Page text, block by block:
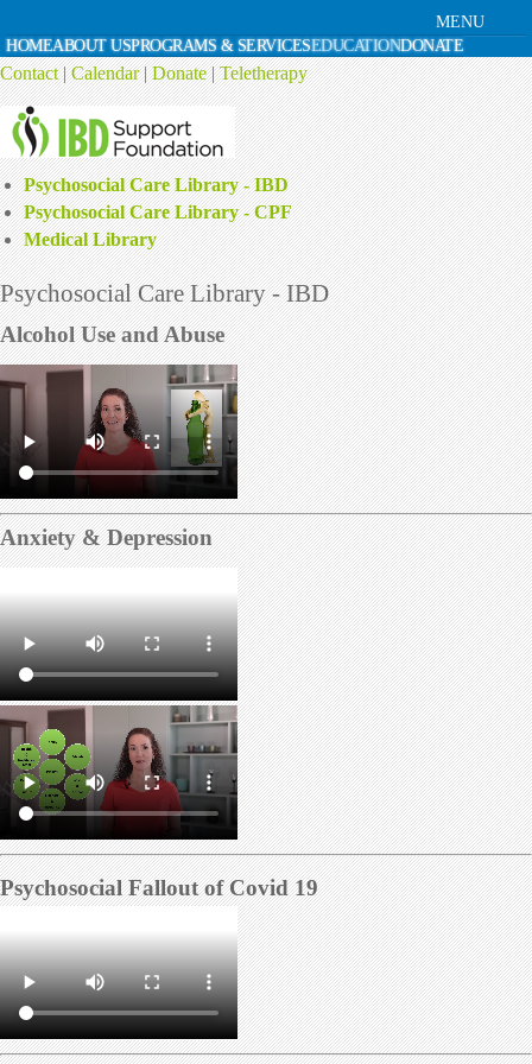
MENU
HOMEABOUT USPROGRAMS & SERVICESEDUCATIONDONATE
Contact|Calendar|Donate|Teletherapy
Psychosocial Care Library - IBD
Psychosocial Care Library - CPF
Medical Library
Psychosocial Care Library - IBD
Alcohol Use and Abuse
Anxiety & Depression
Psychosocial Fallout of Covid 19